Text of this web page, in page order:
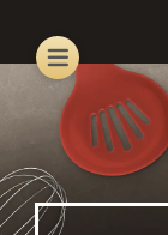
main
content